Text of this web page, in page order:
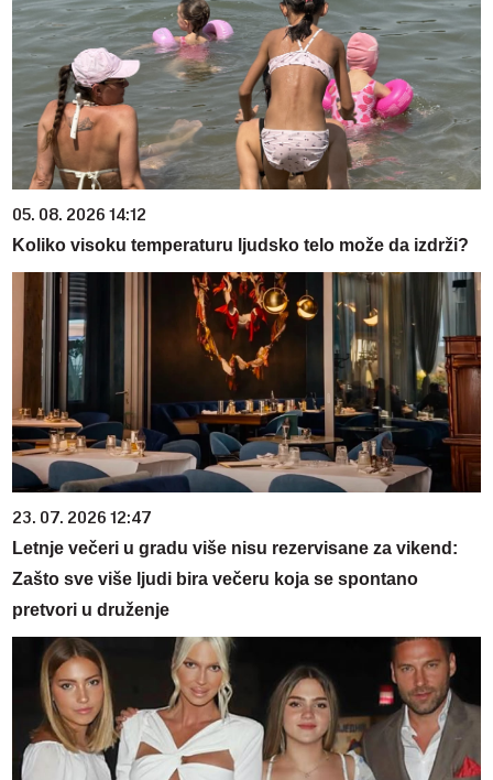
05. 08. 2026 14:12
Koliko visoku temperaturu ljudsko telo može da izdrži?
23. 07. 2026 12:47
Letnje večeri u gradu više nisu rezervisane za vikend:
Zašto sve više ljudi bira večeru koja se spontano
pretvori u druženje